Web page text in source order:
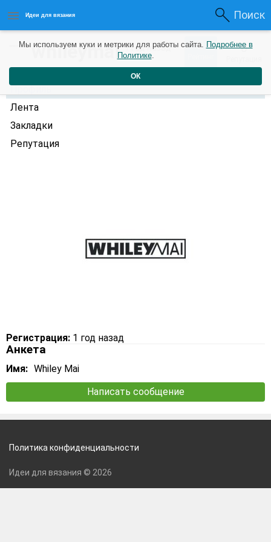
Идеи для вязания Поиск
whileymai1 год назад 0 0
Профиль
Лента
Закладки
Репутация
Регистрация: 1 год назад
Анкета
Имя: Whiley Mai
Написать сообщение
Мы используем куки и метрики для работы сайта. Подробнее в
Политике.
ОК
Политика конфиденциальности
Идеи для вязания © 2026